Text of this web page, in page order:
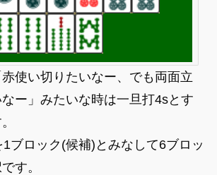
赤使い切りたいなー、でも両面立
ー」みたいな時は一旦打4sとす
ブロック(候補)とみなして6ブロッ
す。